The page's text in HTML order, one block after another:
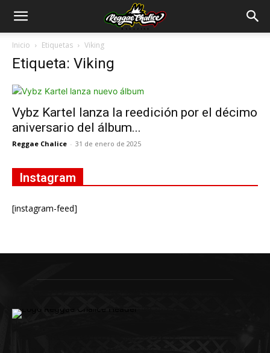
Inicio Etiquetas Viking
Etiqueta: Viking
Vybz Kartel lanza la reedición por el décimo
aniversario del álbum...
Reggae Chalice - 31 de enero de 2025
Instagram
[instagram-feed]